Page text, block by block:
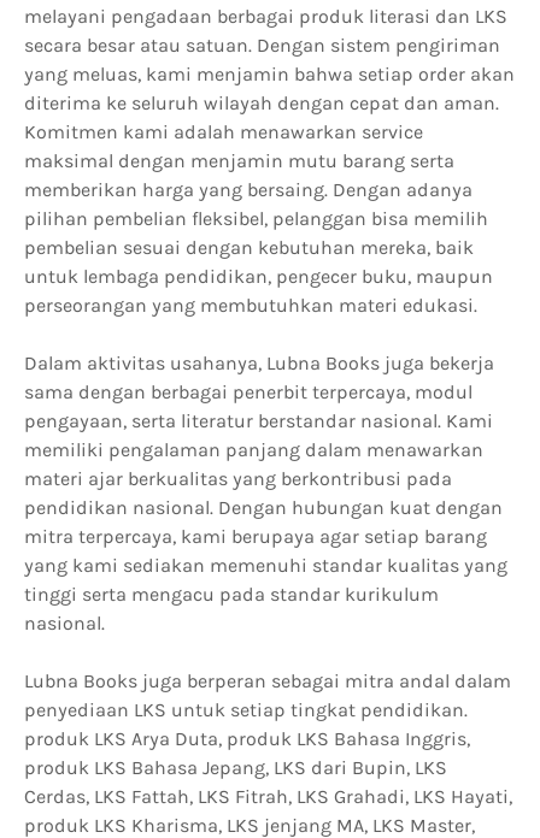
melayani pengadaan berbagai produk literasi dan LKS
secara besar atau satuan. Dengan sistem pengiriman
yang meluas, kami menjamin bahwa setiap order akan
diterima ke seluruh wilayah dengan cepat dan aman.
Komitmen kami adalah menawarkan service
maksimal dengan menjamin mutu barang serta
memberikan harga yang bersaing. Dengan adanya
pilihan pembelian fleksibel, pelanggan bisa memilih
pembelian sesuai dengan kebutuhan mereka, baik
untuk lembaga pendidikan, pengecer buku, maupun
perseorangan yang membutuhkan materi edukasi.
Dalam aktivitas usahanya, Lubna Books juga bekerja
sama dengan berbagai penerbit terpercaya, modul
pengayaan, serta literatur berstandar nasional. Kami
memiliki pengalaman panjang dalam menawarkan
materi ajar berkualitas yang berkontribusi pada
pendidikan nasional. Dengan hubungan kuat dengan
mitra terpercaya, kami berupaya agar setiap barang
yang kami sediakan memenuhi standar kualitas yang
tinggi serta mengacu pada standar kurikulum
nasional.
Lubna Books juga berperan sebagai mitra andal dalam
penyediaan LKS untuk setiap tingkat pendidikan.
produk LKS Arya Duta, produk LKS Bahasa Inggris,
produk LKS Bahasa Jepang, LKS dari Bupin, LKS
Cerdas, LKS Fattah, LKS Fitrah, LKS Grahadi, LKS Hayati,
produk LKS Kharisma, LKS jenjang MA, LKS Master,